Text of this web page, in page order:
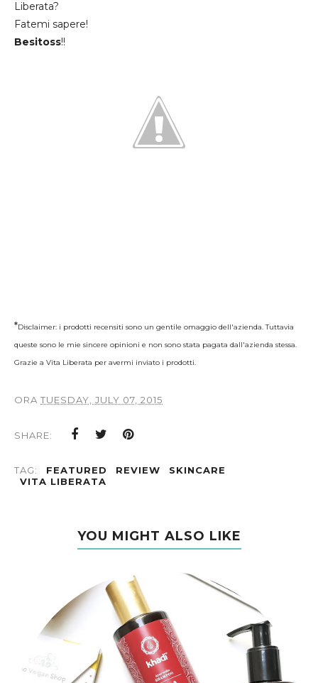
Liberata?
Fatemi sapere!
Besitoss!!
*Disclaimer: i prodotti recensiti sono un gentile omaggio dell'azienda. Tuttavia
queste sono le mie sincere opinioni e non sono stata pagata dall'azienda stessa.
Grazie a Vita Liberata per avermi inviato i prodotti.
ORA TUESDAY, JULY 07, 2015
SHARE:
TAG: FEATURED REVIEW
SKINCARE
VITA LIBERATA
YOU MIGHT ALSO LIKE